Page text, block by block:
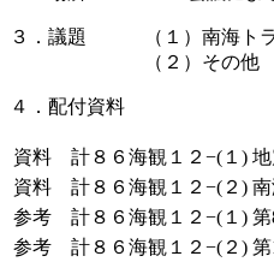
３．議題 （１）南海トラ
（２）その他
４．配付資料
資料 計８６海観１２−(１)
資料 計８６海観１２−(２)
参考 計８６海観１２−(１)
参考 計８６海観１２−(２)